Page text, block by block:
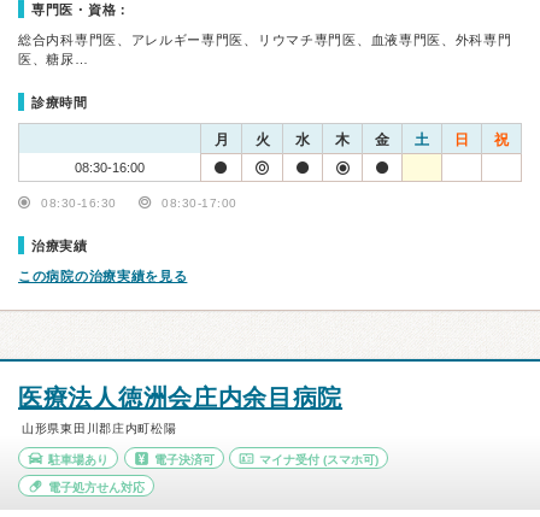
専門医・資格：
総合内科専門医、アレルギー専門医、リウマチ専門医、血液専門医、外科専門
医、糖尿…
診療時間
月 火 水 木 金 土 日 祝
08:30-16:00
08:30-16:30 08:30-17:00
治療実績
この病院の治療実績を見る
医療法人徳洲会庄内余目病院
山形県東田川郡庄内町松陽
駐車場あり 電子決済可 マイナ受付 (スマホ可)
電子処方せん対応